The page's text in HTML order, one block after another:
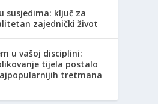
susjedima: ključ za
zajednički život
u vašoj disciplini:
tijela postalo
tretmana